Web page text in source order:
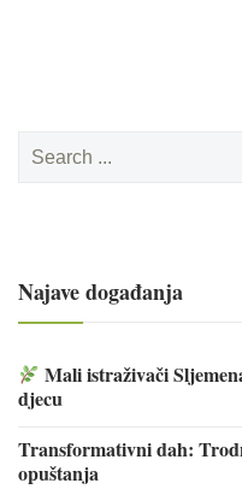
for:
Najave događanja
Mali istraživači
djecu
Transformativni dah:
opuštanja